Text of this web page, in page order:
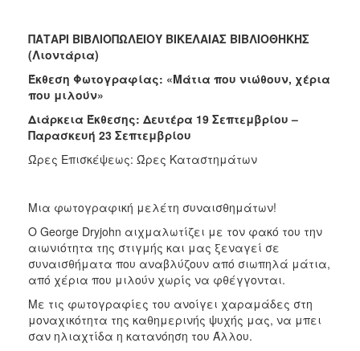
ΠΑΤΑΡΙ ΒΙΒΛΙΟΠΩΛΕΙΟΥ ΒΙΚΕΛΑΙΑΣ ΒΙΒΛΙΟΘΗΚΗΣ
(Λιοντάρια)
Έκθεση Φωτογραφίας: «Μάτια που νιώθουν, χέρια
που μιλούν»
Διάρκεια Έκθεσης: Δευτέρα 19 Σεπτεμβρίου –
Παρασκευή 23 Σεπτεμβρίου
Ώρες Επισκέψεως: Ώρες Καταστημάτων
Μια φωτογραφική μελέτη συναισθημάτων!
Ο George Dryjohn αιχμαλωτίζει με τον φακό του την
αιωνιότητα της στιγμής και μας ξεναγεί σε
συναισθήματα που αναβλύζουν από σιωπηλά μάτια,
από χέρια που μιλούν χωρίς να φθέγγονται.
Με τις φωτογραφίες του ανοίγει χαραμάδες στη
μοναχικότητα της καθημερινής ψυχής μας, να μπει
σαν ηλιαχτίδα η κατανόηση του Άλλου.